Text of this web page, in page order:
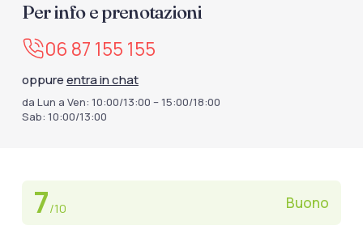
Per info e prenotazioni
06 87 155 155
oppureentra in chat
da Lun a Ven: 10:00/13:00 – 15:00/18:00
Sab: 10:00/13:00
7/10
Buono